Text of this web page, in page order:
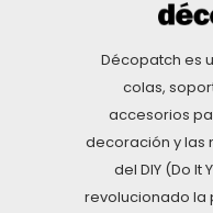
Décopatch es
colas,
accesorios
decoración y las
del DIY (Do It
revolucionado la